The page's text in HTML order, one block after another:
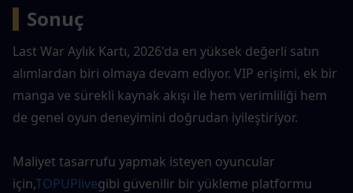
Sonuç
Last War Aylık Kartı, 2026'da en yüksek değerli satın
alımlardan biri olmaya devam ediyor. VIP erişimi, ek bir
manga ve sürekli kaynak akışı ile hem verimliliği hem
de genel oyun deneyimini doğrudan iyileştiriyor.
Maliyet tasarrufu yapmak isteyen oyuncular
için,TOPUPlivegibi güvenilir bir yükleme platformu